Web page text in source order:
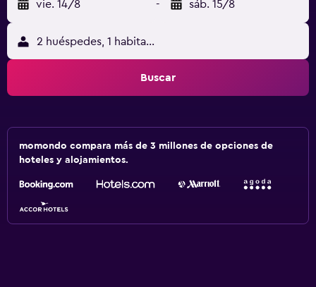
vie. 14/8 - sáb. 15/8
2 huéspedes, 1 habitación
Buscar
momondo compara más de 3 millones de opciones de
hoteles y alojamientos.